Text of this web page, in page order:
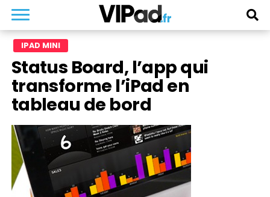
IPAD MINI
Status Board, l’app qui
transforme l’iPad en
tableau de bord